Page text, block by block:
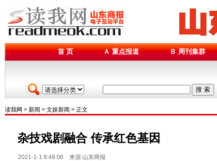
首 页 Ａ 重点报道 Ｂ 周刊集群
搜 索
读我网 > 新闻 > 文娱新闻 > 正文
杂技戏剧融合 传承红色基因
2021-1-1 8:48:06 来源:山东商报